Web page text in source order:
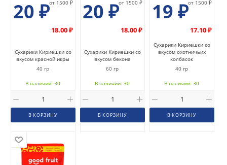
20 ₽от 1500 ₽
18.00 ₽
Сухарики Кириешки со
вкусом красной икры
40 гр
В наличии: 30
В КОРЗИНУ
20 ₽от 1500 ₽
18.00 ₽
Сухарики Кириешки со
вкусом бекона
60 гр
В наличии: 30
В КОРЗИНУ
19 ₽от 1500 ₽
17.10 ₽
Сухарики Кириешки со
вкусом охотничьих
колбасок
40 гр
В наличии: 30
В КОРЗИНУ